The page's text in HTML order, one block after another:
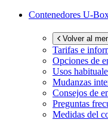
Contenedores U-
Volver al
Tarifas e
Opciones de
Usos
Mudanzas
Consejos de
Preguntas
Medidas del